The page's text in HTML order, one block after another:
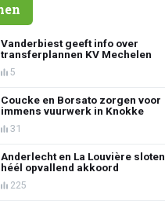
Vanderbiest geeft info over
transferplannen KV Mechelen
5
Coucke en Borsato zorgen voor
immens vuurwerk in Knokke
31
Anderlecht en La Louvière sloten
héél opvallend akkoord
225